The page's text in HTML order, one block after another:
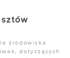
środowiska
dotyczących